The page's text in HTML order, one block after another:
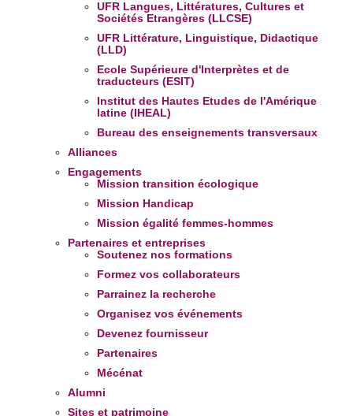
UFR Langues, Littératures, Cultures et
Sociétés Etrangères (LLCSE)
UFR Littérature, Linguistique, Didactique
(LLD)
Ecole Supérieure d'Interprètes et de
traducteurs (ESIT)
Institut des Hautes Etudes de l'Amérique
latine (IHEAL)
Bureau des enseignements transversaux
Alliances
Engagements
Mission transition écologique
Mission Handicap
Mission égalité femmes-hommes
Partenaires et entreprises
Soutenez nos formations
Formez vos collaborateurs
Parrainez la recherche
Organisez vos événements
Devenez fournisseur
Partenaires
Mécénat
Alumni
Sites et patrimoine